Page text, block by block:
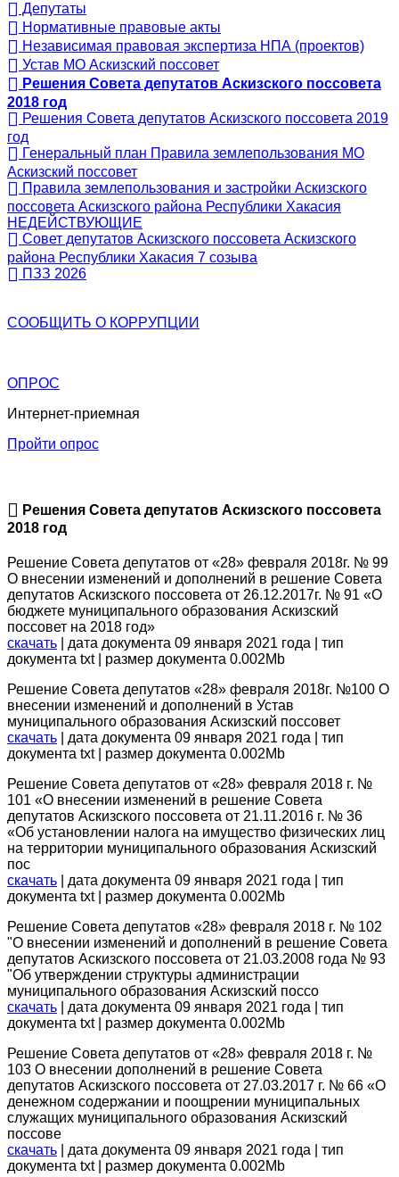
Депутаты
Нормативные правовые акты
Независимая правовая экспертиза НПА (проектов)
Устав МО Аскизский поссовет
Решения Совета депутатов Аскизского поссовета
2018 год
Решения Совета депутатов Аскизского поссовета 2019
год
Генеральный план Правила землепользования МО
Аскизский поссовет
Правила землепользования и застройки Аскизского
поссовета Аскизского района Республики Хакасия
НЕДЕЙСТВУЮЩИЕ
Совет депутатов Аскизского поссовета Аскизского
района Республики Хакасия 7 созыва
ПЗЗ 2026
СООБЩИТЬ О КОРРУПЦИИ
ОПРОС
Интернет-приемная
Пройти опрос
Решения Совета депутатов Аскизского поссовета
2018 год
Решение Совета депутатов от «28» февраля 2018г. № 99
О внесении изменений и дополнений в решение Совета
депутатов Аскизского поссовета от 26.12.2017г. № 91 «О
бюджете муниципального образования Аскизский
поссовет на 2018 год»
скачать | дата документа 09 января 2021 года | тип
документа txt | размер документа 0.002Mb
Решение Совета депутатов «28» февраля 2018г. №100 О
внесении изменений и дополнений в Устав
муниципального образования Аскизский поссовет
скачать | дата документа 09 января 2021 года | тип
документа txt | размер документа 0.002Mb
Решение Совета депутатов от «28» февраля 2018 г. №
101 «О внесении изменений в решение Совета
депутатов Аскизского поссовета от 21.11.2016 г. № 36
«Об установлении налога на имущество физических лиц
на территории муниципального образования Аскизский
пос
скачать | дата документа 09 января 2021 года | тип
документа txt | размер документа 0.002Mb
Решение Совета депутатов «28» февраля 2018 г. № 102
"О внесении изменений и дополнений в решение Совета
депутатов Аскизского поссовета от 21.03.2008 года № 93
"Об утверждении структуры администрации
муниципального образования Аскизский поссо
скачать | дата документа 09 января 2021 года | тип
документа txt | размер документа 0.002Mb
Решение Совета депутатов от «28» февраля 2018 г. №
103 О внесении дополнений в решение Совета
депутатов Аскизского поссовета от 27.03.2017 г. № 66 «О
денежном содержании и поощрении муниципальных
служащих муниципального образования Аскизский
поссове
скачать | дата документа 09 января 2021 года | тип
документа txt | размер документа 0.002Mb